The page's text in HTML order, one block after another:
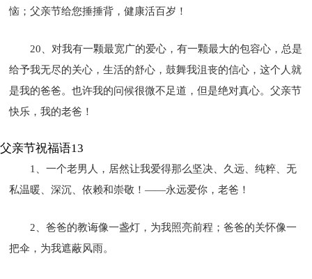
恼；父亲节给您捶捶背，健康活百岁！
20、对我有一颗最宽广的爱心，有一颗最大的包容心，总是
给予我无尽的关心，生活的舒心，鼓舞我沮丧的信心，这个人就
是我的爸爸。也许我的问候很微不足道，但是绝对真心。父亲节
快乐，我的老爸！
父亲节祝福语13
1、一个老男人，居然让我爱得那么坚决、久远、纯粹、无
私温暖、深沉、依赖和崇敬！——永远爱你，老爸！
2、爸爸的教诲像一盏灯，为我照亮前程；爸爸的关怀像一
把伞，为我遮蔽风雨。